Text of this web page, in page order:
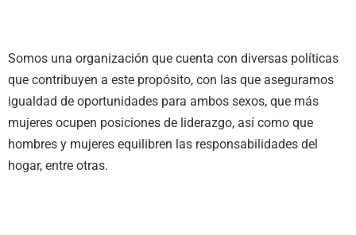
Somos una organización que cuenta con diversas políticas
que contribuyen a este propósito, con las que aseguramos
igualdad de oportunidades para ambos sexos, que más
mujeres ocupen posiciones de liderazgo, así como que
hombres y mujeres equilibren las responsabilidades del
hogar, entre otras.